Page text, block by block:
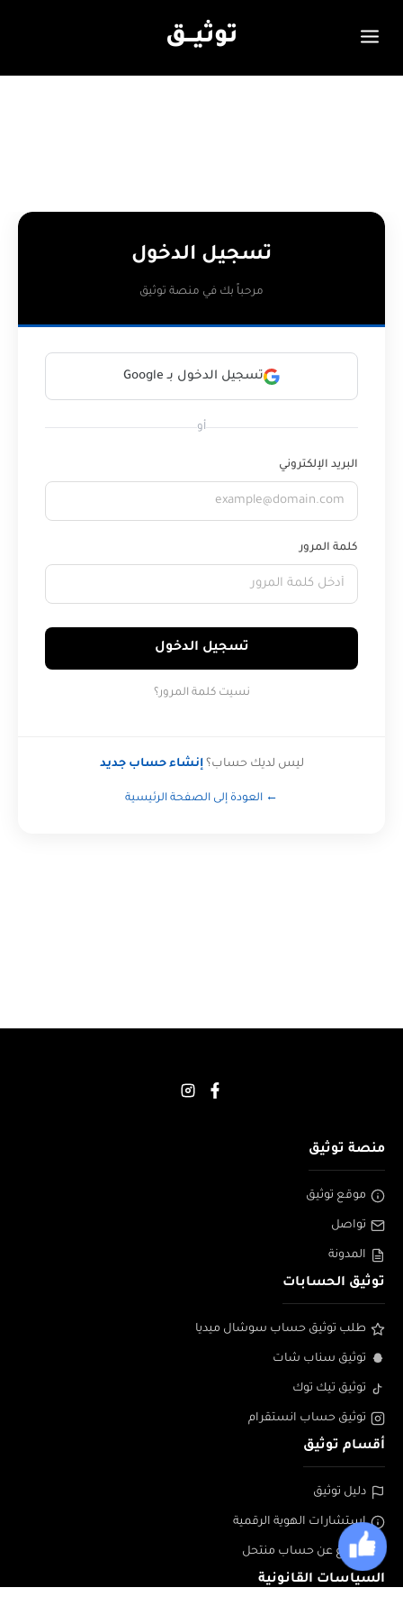
توثيـــق
تسجيل الدخول
مرحباً بك في منصة توثيق
تسجيل الدخول بـ Google
أو
البريد الإلكتروني
كلمة المرور
تسجيل الدخول
نسيت كلمة المرور؟
ليس لديك حساب؟إنشاء حساب جديد
← العودة إلى الصفحة الرئيسية
منصة توثيق
موقع توثيق
تواصل
المدونة
توثيق الحسابات
طلب توثيق حساب سوشال ميديا
توثيق سناب شات
توثيق تيك توك
توثيق حساب انستقرام
أقسام توثيق
دليل توثيق
إستشارات الهوية الرقمية
الابلاغ عن حساب منتحل
السياسات القانونية